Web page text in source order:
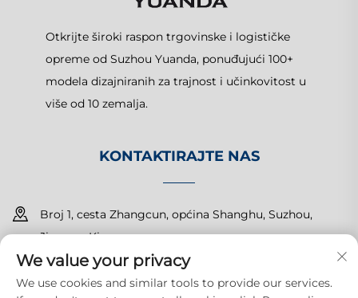
Otkrijte široki raspon trgovinske i logističke
opreme od Suzhou Yuanda, ponuđujući 100+
modela dizajniranih za trajnost i učinkovitost u
više od 10 zemalja.
KONTAKTIRAJTE NAS
Broj 1, cesta Zhangcun, općina Shanghu, Suzhou,
Jiangsu, Kina
+86-15150179453
We value your privacy
We use cookies and similar tools to provide our services.